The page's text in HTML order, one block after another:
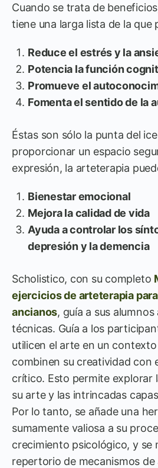
Cuando se trata de
tiene una larga lista de la que
Reduce el estrés y la
Potencia la función
Promueve el
Fomenta el sentido de la
Éstas son sólo la punta del
proporcionar un espacio
expresión, la arteterapia
Bienestar emocional
Mejora la calidad de vida
Ayuda a controlar los
depresión y la demencia
Scholistico, con su completo
ejercicios de arteterapia
ancianos, guía a sus
técnicas. Guía a los
utilicen el arte en un
combinen su creatividad con
crítico. Esto permite explorar
su arte y las intrincadas
Por lo tanto, se añade una
sumamente valiosa a su
crecimiento psicológico, y se
repertorio de mecanismos